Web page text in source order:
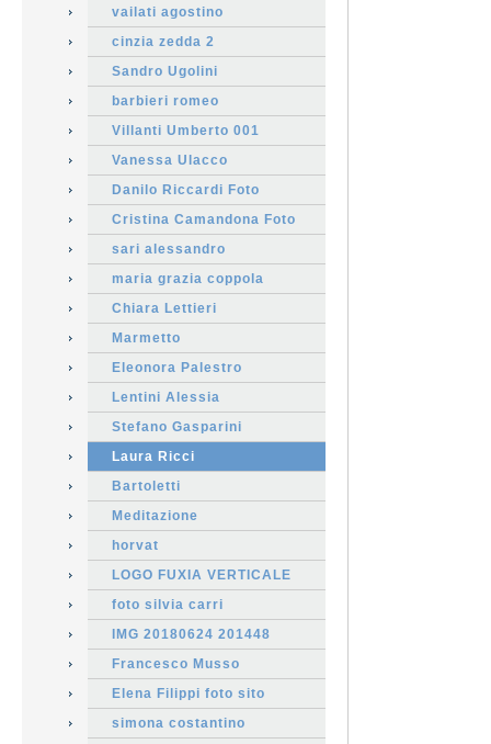
vailati agostino
cinzia zedda 2
Sandro Ugolini
barbieri romeo
Villanti Umberto 001
Vanessa Ulacco
Danilo Riccardi Foto
Cristina Camandona Foto
sari alessandro
maria grazia coppola
Chiara Lettieri
Marmetto
Eleonora Palestro
Lentini Alessia
Stefano Gasparini
Laura Ricci
Bartoletti
Meditazione
horvat
LOGO FUXIA VERTICALE
foto silvia carri
IMG 20180624 201448
Francesco Musso
Elena Filippi foto sito
simona costantino